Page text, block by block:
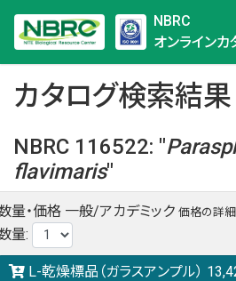
NBRC
オンラインカ
カタログ検索結果
NBRC 116522: "
flavimaris"
NBRC 116522の情報や関連データ
らご覧ください。
日本語での検索も可能です。
量・価格 一般/アカデミック 価格の詳
量:
L-乾燥標品（ガラスアンプル）